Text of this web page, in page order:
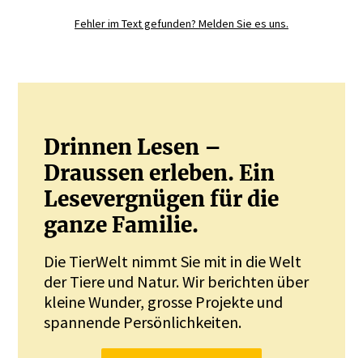
Fehler im Text gefunden? Melden Sie es uns.
Drinnen Lesen –
Draussen erleben. Ein
Lesevergnügen für die
ganze Familie.
Die TierWelt nimmt Sie mit in die Welt
der Tiere und Natur. Wir berichten über
kleine Wunder, grosse Projekte und
spannende Persönlichkeiten.